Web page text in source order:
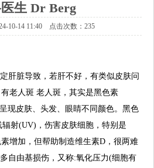
生 Dr Berg
10-14 11:40 点击次数：235
肝脏导致，若肝不好，有类似皮肤问
老人斑 老人斑，其实是黑色素
现皮肤、头发、眼睛不同颜色。黑色
射(UV)，伤害皮肤细胞，特别是
增加，但帮助制造维生素D，很两难
自由基损伤，又称:氧化压力(细胞有